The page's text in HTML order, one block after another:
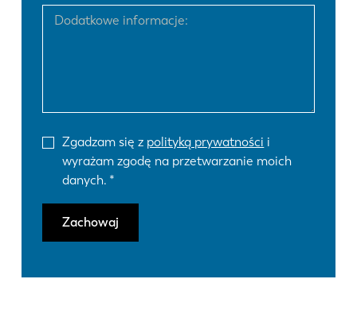
Zgadzam się z polityką prywatności i
wyrażam zgodę na przetwarzanie moich
danych.
Zachowaj